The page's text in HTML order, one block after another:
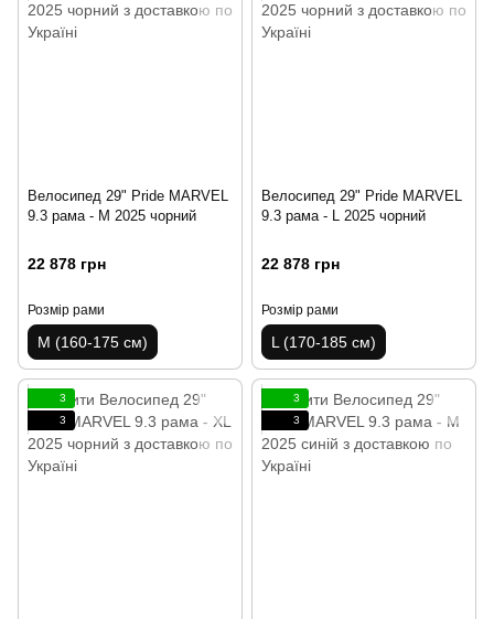
Велосипед 29" Pride MARVEL
9.3 рама - M 2025 чорний
22 878 грн
Розмір рами
M (160-175 см)
Велосипед 29" Pride MARVEL
9.3 рама - L 2025 чорний
22 878 грн
Розмір рами
L (170-185 см)
3
3
3
3